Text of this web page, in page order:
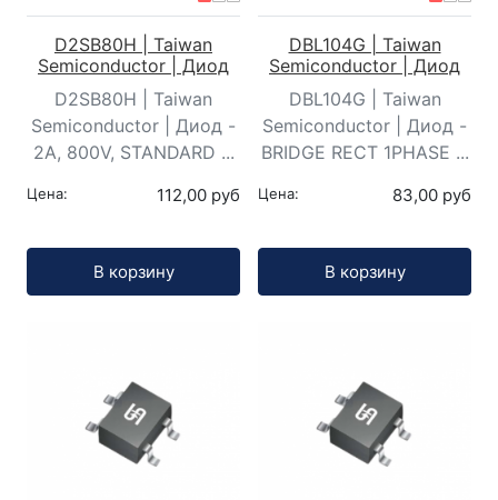
D2SB80H | Taiwan
Semiconductor | Диод
D2SB80H | Taiwan
Semiconductor | Диод -
2A, 800V, STANDARD ...
Цена: 112,00 руб
В корзину
DBL104G | Taiwan
Semiconductor | Диод
DBL104G | Taiwan
Semiconductor | Диод -
BRIDGE RECT 1PHASE ...
Цена: 83,00 руб
В корзину